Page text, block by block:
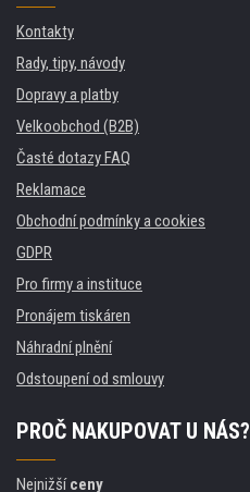
Kontakty
Rady, tipy, návody
Dopravy a platby
Velkoobchod (B2B)
Časté dotazy FAQ
Reklamace
Obchodní podmínky a cookies
GDPR
Pro firmy a instituce
Pronájem tiskáren
Náhradní plnění
Odstoupení od smlouvy
PROČ NAKUPOVAT U NÁS?
Nejnižšíceny